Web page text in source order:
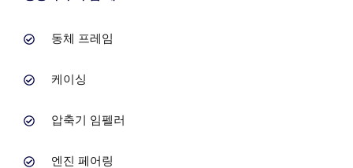
동체 프레임
케이싱
압축기 임펠러
엔진 페어링